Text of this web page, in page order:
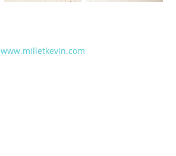
www.milletkevin.com